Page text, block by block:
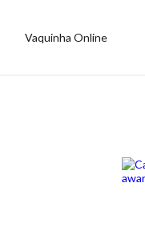
Vaquinha Online